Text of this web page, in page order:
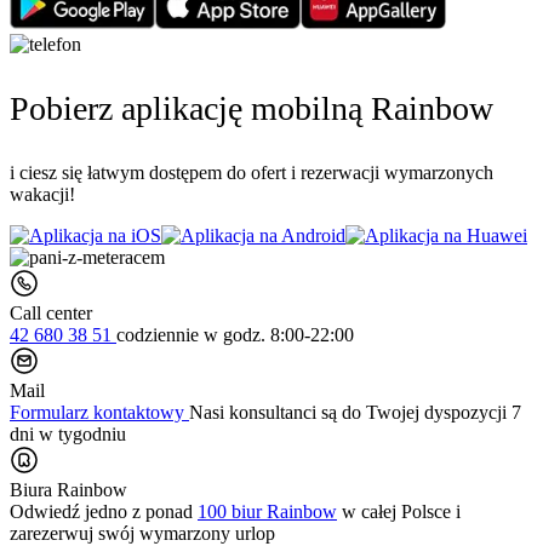
Pobierz aplikację mobilną Rainbow
i ciesz się łatwym dostępem do ofert i rezerwacji wymarzonych
wakacji!
Call center
42 680 38 51 codziennie w godz. 8:00-22:00
Mail
Formularz kontaktowy Nasi konsultanci są do Twojej dyspozycji 7
dni w tygodniu
Biura Rainbow
Odwiedź jedno z ponad 100 biur Rainbow w całej Polsce i
zarezerwuj swój wymarzony urlop